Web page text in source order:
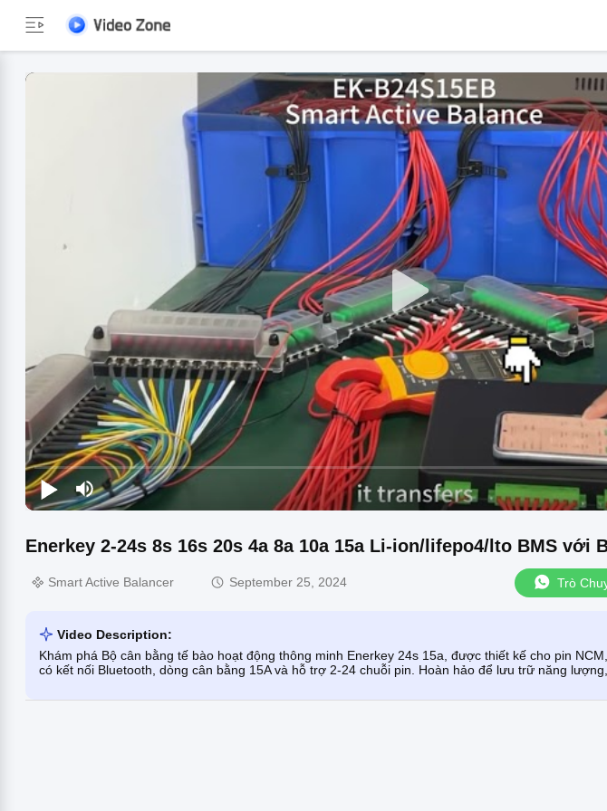
Enerkey 2-24s 8s 16s 20s 4a 8a 10a 15a Li-ion/lifepo4/lto BMS với
Smart Active Balancer September 25, 2024 Trò
Video Description:
Khám phá Bộ cân bằng tế bào hoạt động thông minh Enerkey 24s 15a, được thiết kế cho pin
có kết nối Bluetooth, dòng cân bằng 15A và hỗ trợ 2-24 chuỗi pin. Hoàn hảo để lưu trữ năng